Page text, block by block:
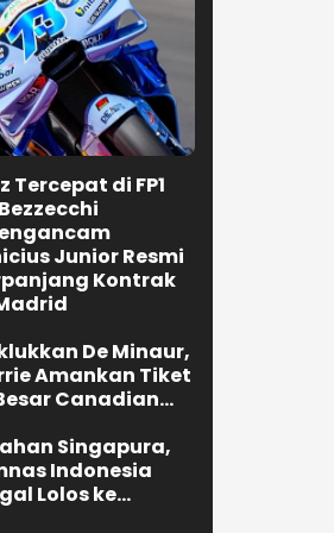
Tercepat di FP1
Junior Resmi
Kontrak
De Minaur,
Amankan Tiket
Canadian
Singapura,
Indonesia
Lolos ke